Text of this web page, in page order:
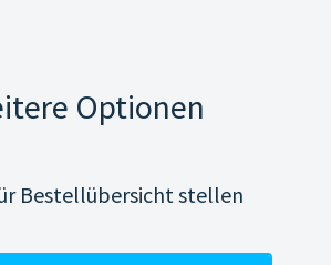
Optionen
Bestellübersicht stellen